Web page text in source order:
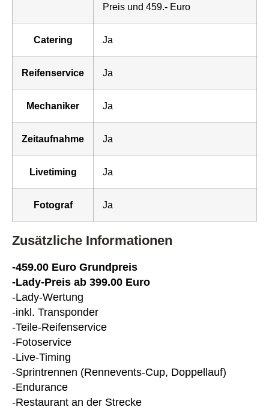
Preis und 459.- Euro
Catering Ja
Reifenservice Ja
Mechaniker Ja
Zeitaufnahme Ja
Livetiming Ja
Fotograf Ja
Zusätzliche Informationen
-459.00 Euro Grundpreis
-Lady-Preis ab 399.00 Euro
-Lady-Wertung
-inkl. Transponder
-Teile-Reifenservice
-Fotoservice
-Live-Timing
-Sprintrennen (Rennevents-Cup, Doppellauf)
-Endurance
-Restaurant an der Strecke